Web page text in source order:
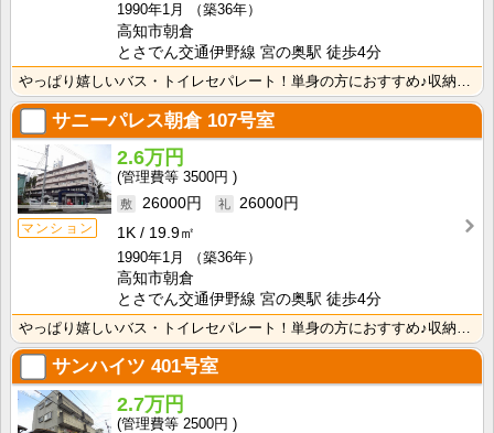
1990年1月
（築36年）
高知市朝倉
とさでん交通伊野線 宮の奥駅 徒歩4分
サニーパレス朝倉107号室
マンション
2.6万円
3500円
26000円
26000円
1K
19.9㎡
1990年1月
（築36年）
高知市朝倉
とさでん交通伊野線 宮の奥駅 徒歩4分
サンハイツ 401号室
2.7万円
2500円